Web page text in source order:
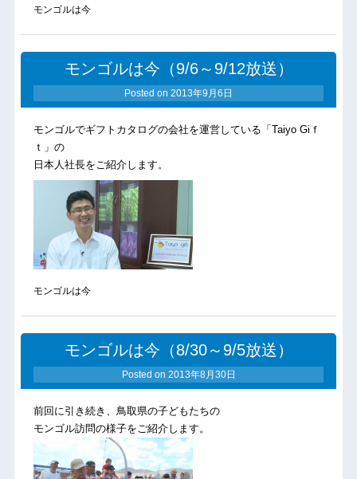
モンゴルは今
モンゴルは今（9/6～9/12放送）
Posted on 2013年9月6日
モンゴルでギフトカタログの会社を運営している「Taiyo Giｆ
ｔ」の
日本人社長をご紹介します。
モンゴルは今
モンゴルは今（8/30～9/5放送）
Posted on 2013年8月30日
前回に引き続き、鳥取県の子どもたちの
モンゴル訪問の様子をご紹介します。